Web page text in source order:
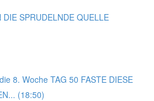
DIE SPRUDELNDE QUELLE
8. Woche TAG 50 FASTE DIESE
(18:50)